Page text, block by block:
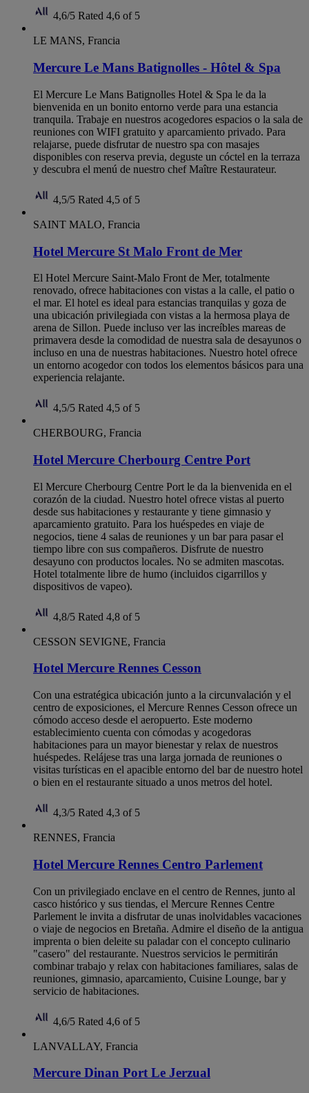
4,6/5 Rated 4,6 of 5
LE MANS, Francia
Mercure Le Mans Batignolles - Hôtel & Spa
El Mercure Le Mans Batignolles Hotel & Spa le da la
bienvenida en un bonito entorno verde para una estancia
tranquila. Trabaje en nuestros acogedores espacios o la sala de
reuniones con WIFI gratuito y aparcamiento privado. Para
relajarse, puede disfrutar de nuestro spa con masajes
disponibles con reserva previa, deguste un cóctel en la terraza
y descubra el menú de nuestro chef Maître Restaurateur.
4,5/5 Rated 4,5 of 5
SAINT MALO, Francia
Hotel Mercure St Malo Front de Mer
El Hotel Mercure Saint-Malo Front de Mer, totalmente
renovado, ofrece habitaciones con vistas a la calle, el patio o
el mar. El hotel es ideal para estancias tranquilas y goza de
una ubicación privilegiada con vistas a la hermosa playa de
arena de Sillon. Puede incluso ver las increíbles mareas de
primavera desde la comodidad de nuestra sala de desayunos o
incluso en una de nuestras habitaciones. Nuestro hotel ofrece
un entorno acogedor con todos los elementos básicos para una
experiencia relajante.
4,5/5 Rated 4,5 of 5
CHERBOURG, Francia
Hotel Mercure Cherbourg Centre Port
El Mercure Cherbourg Centre Port le da la bienvenida en el
corazón de la ciudad. Nuestro hotel ofrece vistas al puerto
desde sus habitaciones y restaurante y tiene gimnasio y
aparcamiento gratuito. Para los huéspedes en viaje de
negocios, tiene 4 salas de reuniones y un bar para pasar el
tiempo libre con sus compañeros. Disfrute de nuestro
desayuno con productos locales. No se admiten mascotas.
Hotel totalmente libre de humo (incluidos cigarrillos y
dispositivos de vapeo).
4,8/5 Rated 4,8 of 5
CESSON SEVIGNE, Francia
Hotel Mercure Rennes Cesson
Con una estratégica ubicación junto a la circunvalación y el
centro de exposiciones, el Mercure Rennes Cesson ofrece un
cómodo acceso desde el aeropuerto. Este moderno
establecimiento cuenta con cómodas y acogedoras
habitaciones para un mayor bienestar y relax de nuestros
huéspedes. Relájese tras una larga jornada de reuniones o
visitas turísticas en el apacible entorno del bar de nuestro hotel
o bien en el restaurante situado a unos metros del hotel.
4,3/5 Rated 4,3 of 5
RENNES, Francia
Hotel Mercure Rennes Centro Parlement
Con un privilegiado enclave en el centro de Rennes, junto al
casco histórico y sus tiendas, el Mercure Rennes Centre
Parlement le invita a disfrutar de unas inolvidables vacaciones
o viaje de negocios en Bretaña. Admire el diseño de la antigua
imprenta o bien deleite su paladar con el concepto culinario
"casero" del restaurante. Nuestros servicios le permitirán
combinar trabajo y relax con habitaciones familiares, salas de
reuniones, gimnasio, aparcamiento, Cuisine Lounge, bar y
servicio de habitaciones.
4,6/5 Rated 4,6 of 5
LANVALLAY, Francia
Mercure Dinan Port Le Jerzual